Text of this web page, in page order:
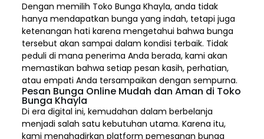
Dengan memilih Toko Bunga Khayla, anda tidak
hanya mendapatkan bunga yang indah, tetapi juga
ketenangan hati karena mengetahui bahwa bunga
tersebut akan sampai dalam kondisi terbaik. Tidak
peduli di mana penerima Anda berada, kami akan
memastikan bahwa setiap pesan kasih, perhatian,
atau empati Anda tersampaikan dengan sempurna.
Pesan Bunga Online Mudah dan Aman di Toko
Bunga Khayla
Di era digital ini, kemudahan dalam berbelanja
menjadi salah satu kebutuhan utama. Karena itu,
kami menghadirkan platform pemesanan bunga